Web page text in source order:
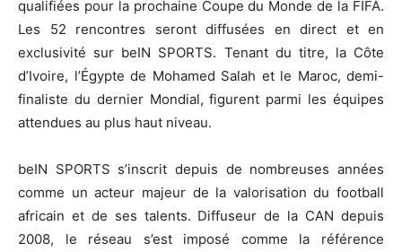
qualifiées pour la prochaine Coupe du Monde de la FIFA.
Les 52 rencontres seront diffusées en direct et en
exclusivité sur beIN SPORTS. Tenant du titre, la Côte
d’Ivoire, l’Égypte de Mohamed Salah et le Maroc, demi-
finaliste du dernier Mondial, figurent parmi les équipes
attendues au plus haut niveau.
beIN SPORTS s’inscrit depuis de nombreuses années
comme un acteur majeur de la valorisation du football
africain et de ses talents. Diffuseur de la CAN depuis
2008, le réseau s’est imposé comme la référence